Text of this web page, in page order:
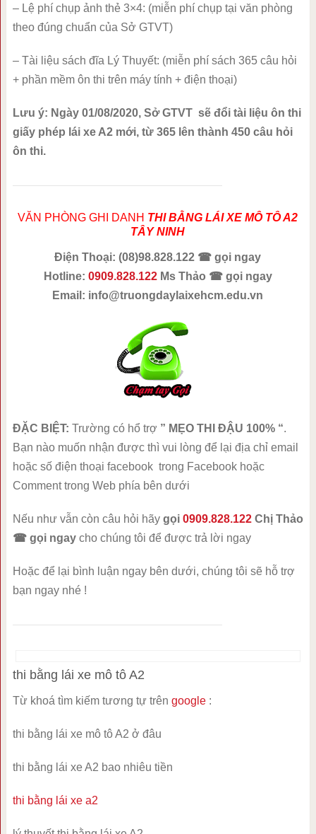
– Lệ phí chụp ảnh thẻ 3×4: (miễn phí chụp tại văn phòng
theo đúng chuẩn của Sở GTVT)
– Tài liệu sách đĩa Lý Thuyết: (miễn phí sách 365 câu hỏi
+ phần mềm ôn thi trên máy tính + điện thoại)
Lưu ý: Ngày 01/08/2020, Sở GTVT sẽ đổi tài liệu ôn thi
giấy phép lái xe A2 mới, từ 365 lên thành 450 câu hỏi
ôn thi.
VĂN PHÒNG GHI DANH THI BẰNG LÁI XE MÔ TÔ A2
TÂY NINH
Điện Thoại: (08)98.828.122 ☎ gọi ngay
Hotline: 0909.828.122Ms Thảo ☎ gọi ngay
Email: info@truongdaylaixehcm.edu.vn
ĐẶC BIỆT: Trường có hổ trợ ” MẸO THI ĐẬU 100% “.
Bạn nào muốn nhận được thì vui lòng để lại địa chỉ email
hoặc số điện thoại facebook trong Facebook hoặc
Comment trong Web phía bên dưới
Nếu như vẫn còn câu hỏi hãy gọi 0909.828.122Chị Thảo
☎ gọi ngaycho chúng tôi để được trả lời ngay
Hoặc để lại bình luận ngay bên dưới, chúng tôi sẽ hỗ trợ
bạn ngay nhé !
thi bằng lái xe mô tô A2
Từ khoá tìm kiếm tương tự trên google:
thi bằng lái xe mô tô A2 ở đâu
thi bằng lái xe A2 bao nhiêu tiền
thi bằng lái xe a2